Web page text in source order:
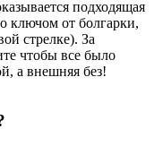
подходящая
ключом от болгарки,
стрелке). За
чтобы все было
а внешняя без!